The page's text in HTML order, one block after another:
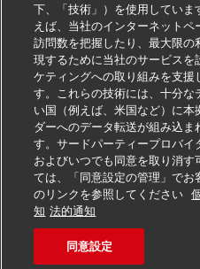
この仕事
下、「技術」）を使用していま
えば、当社のインターネット
訪問数を把握したり、最大限の
現するために当社のサービスを
ケティングへの取り組みを支援
す。これらの技術には、十分な
い国（例えば、米国など）に本
ダーへのデータ転送が組み込ま
す。サードパーティープロバイ
およびいつでも同意を取り消
ては、「同意設定の管理」でお
のリンクを参照してください
知 法的通知
同意設定